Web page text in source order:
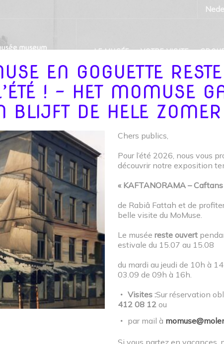
LE MUSÉE VOTRE VISITE
VELO AVEC LE
18 MAI
»PROJECTS»BALADE A VELO AVEC LE MOMUSE –
EN GOGUETTE
! - HET MOMUSE
BLIJFT DE HELE
Chers publics,
Pour l’été 2026, nous vous
découvrir notre exposition
« KAFTANORAMA – Caftans
de Rabiâ Fattah et de
belle visite du MoMuse.
Le musée reste ouvert
estivale du 15.07 au 15.08
du mardi au jeudi de 10h à
03.09 de 09h à 16h.
Visites :Sur réservation
412 08 12ou
par mail à